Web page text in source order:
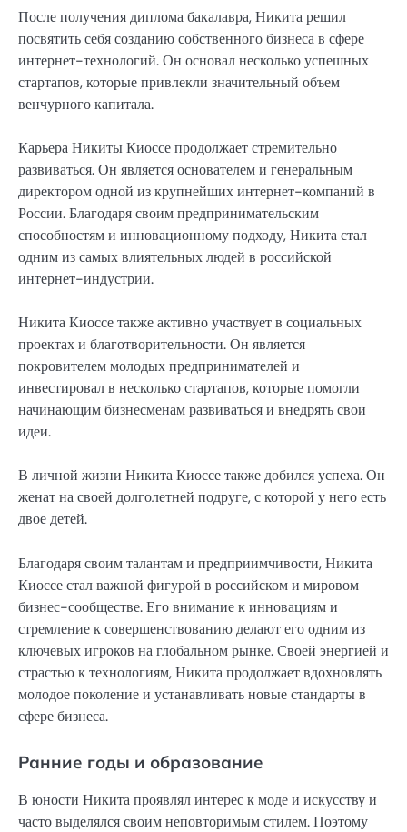
После получения диплома бакалавра, Никита решил
посвятить себя созданию собственного бизнеса в сфере
интернет-технологий. Он основал несколько успешных
стартапов, которые привлекли значительный объем
венчурного капитала.
Карьера Никиты Киоссе продолжает стремительно
развиваться. Он является основателем и генеральным
директором одной из крупнейших интернет-компаний в
России. Благодаря своим предпринимательским
способностям и инновационному подходу, Никита стал
одним из самых влиятельных людей в российской
интернет-индустрии.
Никита Киоссе также активно участвует в социальных
проектах и благотворительности. Он является
покровителем молодых предпринимателей и
инвестировал в несколько стартапов, которые помогли
начинающим бизнесменам развиваться и внедрять свои
идеи.
В личной жизни Никита Киоссе также добился успеха. Он
женат на своей долголетней подруге, с которой у него есть
двое детей.
Благодаря своим талантам и предприимчивости, Никита
Киоссе стал важной фигурой в российском и мировом
бизнес-сообществе. Его внимание к инновациям и
стремление к совершенствованию делают его одним из
ключевых игроков на глобальном рынке. Своей энергией и
страстью к технологиям, Никита продолжает вдохновлять
молодое поколение и устанавливать новые стандарты в
сфере бизнеса.
Ранние годы и образование
В юности Никита проявлял интерес к моде и искусству и
часто выделялся своим неповторимым стилем. Поэтому